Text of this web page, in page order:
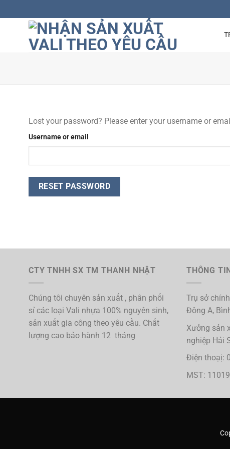
to
Lost your password? Please enter your username or
Username or email
RESET PASSWORD
CTY TNHH SX TM THANH NHẬT
Chúng tôi chuyên sản xuất , phân phối
sỉ các loại Vali nhựa 100% nguyên sinh,
sản xuất gia công theo yêu cầu. Chất
lượng cao bảo hành 12 tháng
THÔNG
Trụ sở
Đông A,
Xưởng sản
nghiệp Hải
Điện thoạị:
MST: